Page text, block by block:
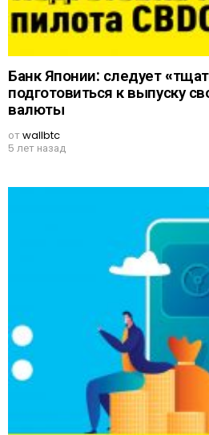
Банк Японии: следует
подготовиться к выпуску
валюты
отwallbtc
5 лет назад